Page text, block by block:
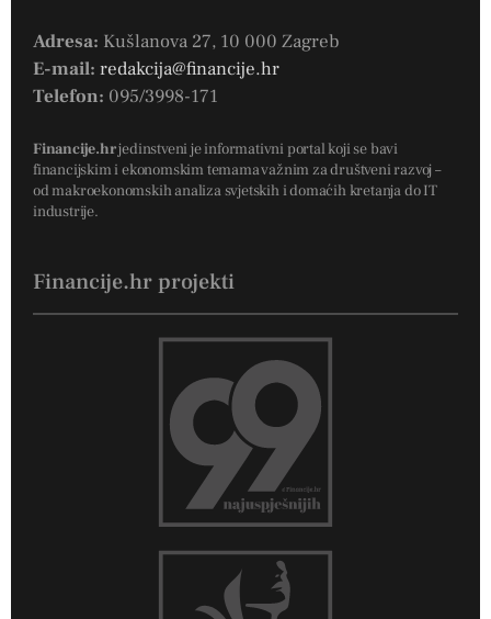
Adresa: Kušlanova 27, 10 000 Zagreb
E-mail: redakcija@financije.hr
Telefon: 095/3998-171
Financije.hrjedinstveni je informativni portal koji se bavi
financijskim i ekonomskim temama važnim za društveni razvoj –
od makroekonomskih analiza svjetskih i domaćih kretanja do IT
industrije.
Financije.hr projekti